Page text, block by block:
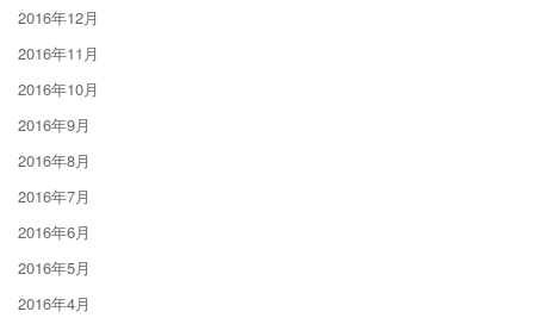
2016年12月
2016年11月
2016年10月
2016年9月
2016年8月
2016年7月
2016年6月
2016年5月
2016年4月